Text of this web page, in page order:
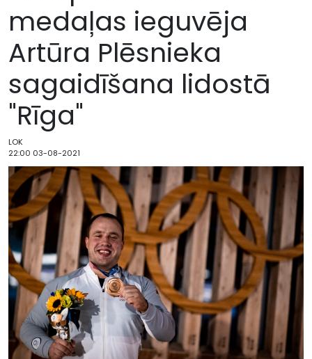
medaļas ieguvēja
Artūra Plēsnieka
sagaidīšana lidostā
"Rīga"
LOK
22:00 03-08-2021